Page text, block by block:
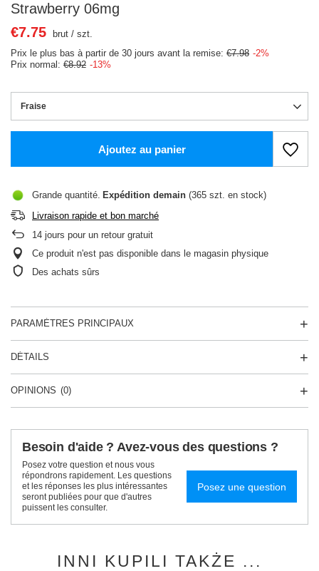
Strawberry 06mg
Fraise
€7.75 brut / szt.
Prix le plus bas à partir de 30 jours avant la remise: €7.98 -2%
Prix normal: €8.92 -13%
Ajoutez au panier
Grande quantité Expédition demain (365 szt. en stock)
Livraison rapide et bon marché
14 jours pour un retour gratuit
Ce produit n'est pas disponible dans le magasin physique
Des achats sûrs
PARAMÈTRES PRINCIPAUX
DÉTAILS
OPINIONS (0)
Besoin d'aide ? Avez-vous des questions ?
Posez votre question et nous vous
répondrons rapidement. Les questions
et les réponses les plus intéressantes
seront publiées pour que d'autres
puissent les consulter.
Posez une question
INNI KUPILI TAKŻE ...